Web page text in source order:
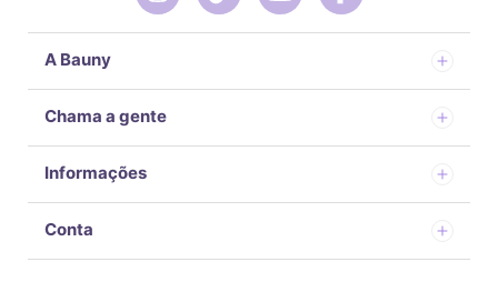
A Bauny
Chama a gente
Informações
Conta